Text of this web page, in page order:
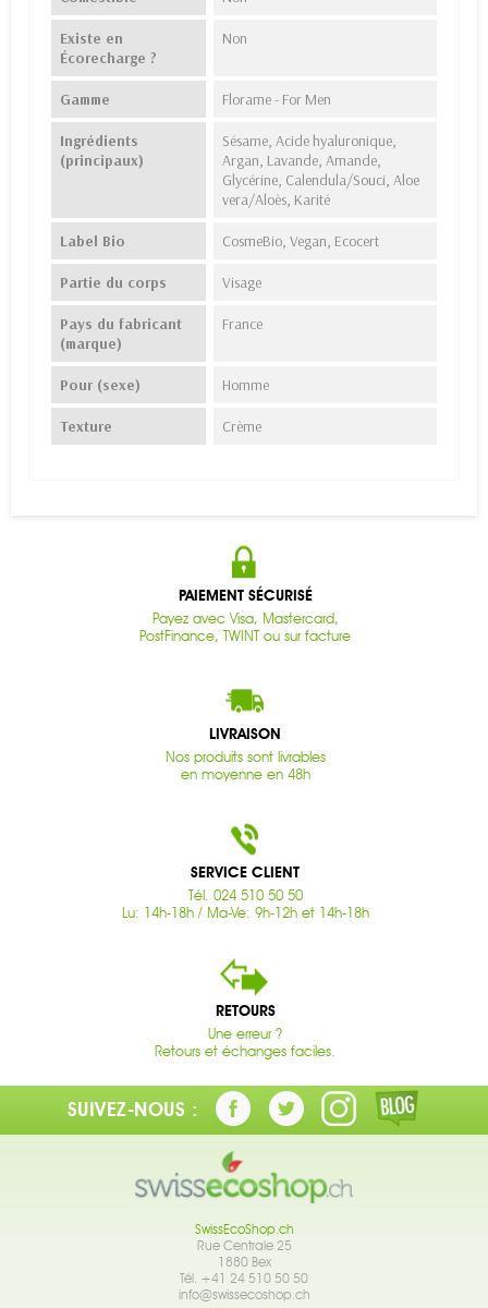
Existe en
Écorecharge ?
Non
Gamme Florame - For Men
Ingrédients
(principaux)
Sésame, Acide hyaluronique,
Argan, Lavande, Amande,
Glycérine, Calendula/Souci, Aloe
vera/Aloès, Karité
Label Bio CosmeBio, Vegan, Ecocert
Partie du corps Visage
Pays du fabricant
(marque)
France
Pour (sexe) Homme
Texture Crème
PAIEMENT SÉCURISÉ
Payez avec Visa, Mastercard,
PostFinance, TWINT ou sur facture
LIVRAISON
Nos produits sont livrables
en moyenne en 48h
SERVICE CLIENT
Tél. 024 510 50 50
Lu: 14h-18h / Ma-Ve: 9h-12h et 14h-18h
RETOURS
Une erreur ?
Retours et échanges faciles.
SUIVEZ-NOUS :
SwissEcoShop.ch
Rue Centrale 25
1880 Bex
Tél. +41 24 510 50 50
info@swissecoshop.ch